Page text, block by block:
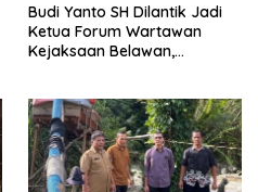
Budi Yanto SH Dilantik Jadi
Ketua Forum Wartawan
Kejaksaan Belawan,
Pendampingan Hukum dan
Ekomoni Semua Anggota